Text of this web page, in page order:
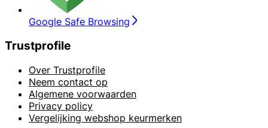
Google Safe Browsing
Trustprofile
Over Trustprofile
Neem contact op
Algemene voorwaarden
Privacy policy
Vergelijking webshop keurmerken